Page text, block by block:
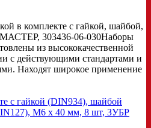
в комплекте с гайкой, шайбой,
303436-06-030Наборы
из высококачественной
с действующими стандартами и
Находят широкое применение